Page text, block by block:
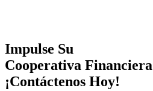
Impulse Su
Cooperativa Financiera
¡Contáctenos Hoy!